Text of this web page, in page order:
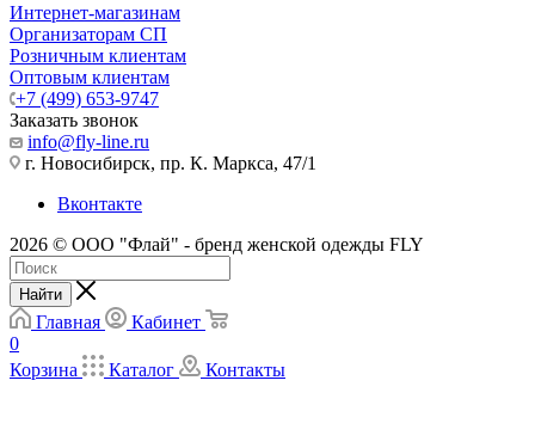
Интернет-магазинам
Организаторам СП
Розничным клиентам
Оптовым клиентам
+7 (499) 653-9747
Заказать звонок
info@fly-line.ru
г. Новосибирск, пр. К. Маркса, 47/1
Вконтакте
2026 © ООО "Флай" - бренд женской одежды FLY
Найти
Главная
Кабинет
0
Корзина
Каталог Контакты